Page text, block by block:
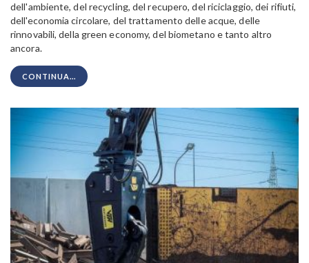
dell'ambiente, del recycling, del recupero, del riciclaggio, dei rifiuti,
dell'economia circolare, del trattamento delle acque, delle
rinnovabili, della green economy, del biometano e tanto altro
ancora.
CONTINUA...